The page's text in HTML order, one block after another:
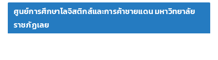
ศูนย์การศึกษาโลจิสติกส์และการค้าชายแดน มหาวิทยาลัย
ราชภัฏเลย